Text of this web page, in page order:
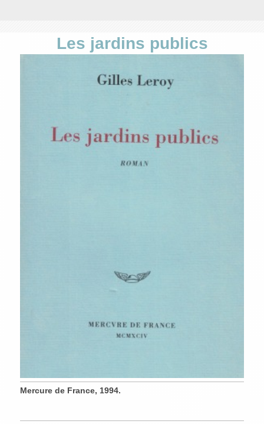
Les jardins publics
Mercure de France, 1994.